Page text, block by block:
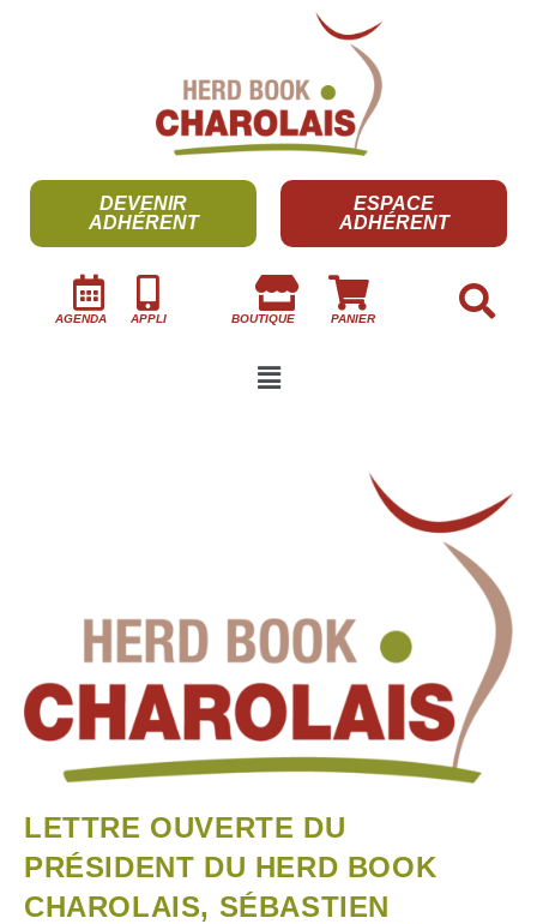
DEVENIR
ADHÉRENT
ESPACE
ADHÉRENT
AGENDA APPLI BOUTIQUE PANIER
LETTRE OUVERTE DU
PRÉSIDENT DU HERD BOOK
CHAROLAIS, SÉBASTIEN